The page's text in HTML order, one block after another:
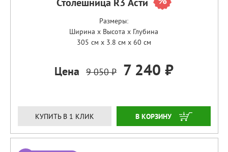
Размеры:
Ширина x Высота x Глубина
305 см x 3.8 см x 60 см
Цена 9 050 ₽ 7 240 ₽
КУПИТЬ В 1 КЛИК ЗАКАЗАТЬ